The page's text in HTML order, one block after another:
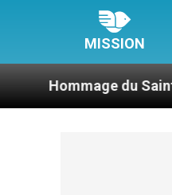
MISSION
du Saint-Père suite au